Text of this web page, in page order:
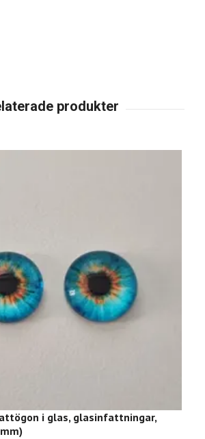
i glas, glasinfattningar,